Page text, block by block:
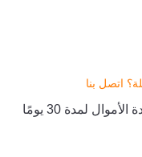
اتصل بنا
لمدة 30 يومًا